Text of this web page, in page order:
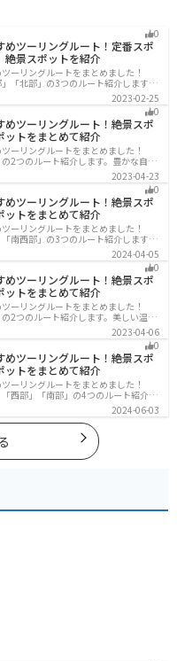
0
めツーリングルート！定番スポ
絶景スポットを紹介
ーリングルートをまとめました！
」「北部」の3つのルート紹介します。
インからリアス式海岸まであるの
ツーリングを堪能できます。バイク
グに行く際は参考にしてください。
2023-02-25
0
めツーリングルート！絶景スポ
ットをまとめて紹介
ーリングルートをまとめました！
の2つのルート紹介します。豊かな自然
、トキなどの貴重な動物を見られる
ます。バイクで佐渡島にツーリング
てください。
2023-04-23
0
めツーリングルート！絶景スポ
ットをまとめて紹介
ーリングルートをまとめました！
「南西部」の3つのルート紹介します。
めるスポットが多数あり、様々な楽
バイクで高知県にツーリングに行く
さい。
2024-04-05
0
めツーリングルート！絶景スポ
ットをまとめて紹介
ーリングルートをまとめました！
の2つのルート紹介します。美しい温泉
る城や神社仏閣など、バイクツーリ
トが多数存在し、様々な楽しみ方が
佐賀県にツーリングに行く際は参考
2023-04-06
0
めツーリングルート！絶景スポ
ットをまとめて紹介
ーリングルートをまとめました！
「西部」「南部」の4つのルート紹介し
ら歴史ある名所、グルメまで多彩な
、様々な楽しみ方ができます。バイ
ングに行く際は参考にしてくださ
2024-06-03